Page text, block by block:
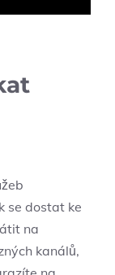
se dostat ke
na
kanálů,